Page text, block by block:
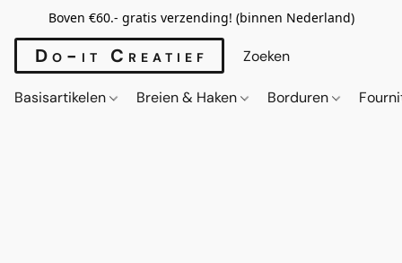
Boven €60.- gratis verzending! (binnen Nederland)
Do-it Creatief
Basisartikelen Breien & Haken Borduren